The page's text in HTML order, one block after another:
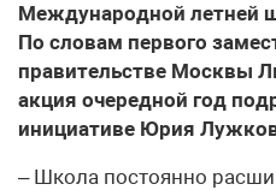
Международной летней
По словам первого
правительстве Москвы
акция очередной год
инициативе Юрия
– Школа постоянно